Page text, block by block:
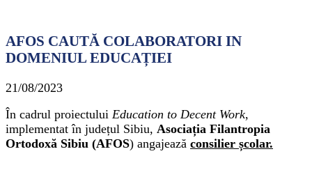
AFOS CAUTĂ COLABORATORI IN
DOMENIUL EDUCAȚIEI
21/08/2023
În cadrul proiectului Education to Decent Work,
implementat în județul Sibiu, Asociația Filantropia
Ortodoxă Sibiu (AFOS) angajează consilier școlar.